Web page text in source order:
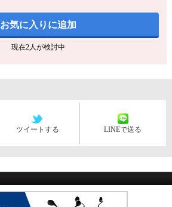
お気に入りに追加
現在2人が検討中
ツイートする LINEで送る